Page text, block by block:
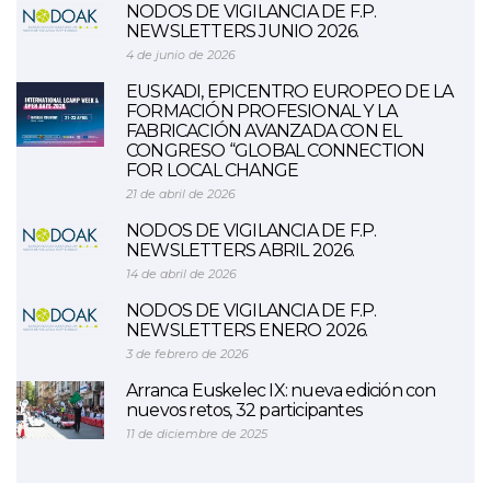
NODOS DE VIGILANCIA DE F.P.
NEWSLETTERS JUNIO 2026.
4 de junio de 2026
EUSKADI, EPICENTRO EUROPEO DE LA
FORMACIÓN PROFESIONAL Y LA
FABRICACIÓN AVANZADA CON EL
CONGRESO “GLOBAL CONNECTION
FOR LOCAL CHANGE
21 de abril de 2026
NODOS DE VIGILANCIA DE F.P.
NEWSLETTERS ABRIL 2026.
14 de abril de 2026
NODOS DE VIGILANCIA DE F.P.
NEWSLETTERS ENERO 2026.
3 de febrero de 2026
Arranca Euskelec IX: nueva edición con
nuevos retos, 32 participantes
11 de diciembre de 2025